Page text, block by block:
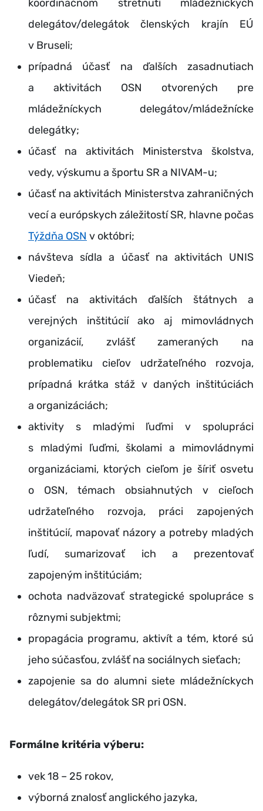
koordinačnom stretnutí mládežníckych
delegátov/delegátok členských krajín EÚ
v Bruseli;
prípadná účasť na ďalších zasadnutiach
a aktivitách OSN otvorených pre
mládežníckych delegátov/mládežnícke
delegátky;
účasť na aktivitách Ministerstva školstva,
vedy, výskumu a športu SR a NIVAM-u;
účasť na aktivitách Ministerstva zahraničných
vecí a európskych záležitostí SR, hlavne počas
Týždňa OSN v októbri;
návšteva sídla a účasť na aktivitách UNIS
Viedeň;
účasť na aktivitách ďalších štátnych a
verejných inštitúcií ako aj mimovládnych
organizácií, zvlášť zameraných na
problematiku cieľov udržateľného rozvoja,
prípadná krátka stáž v daných inštitúciách
a organizáciách;
aktivity s mladými ľuďmi v spolupráci
s mladými ľuďmi, školami a mimovládnymi
organizáciami, ktorých cieľom je šíriť osvetu
o OSN, témach obsiahnutých v cieľoch
udržateľného rozvoja, práci zapojených
inštitúcií, mapovať názory a potreby mladých
ľudí, sumarizovať ich a prezentovať
zapojeným inštitúciám;
ochota nadväzovať strategické spolupráce s
rôznymi subjektmi;
propagácia programu, aktivít a tém, ktoré sú
jeho súčasťou, zvlášť na sociálnych sieťach;
zapojenie sa do alumni siete mládežníckych
delegátov/delegátok SR pri OSN.
Formálne kritéria výberu:
vek 18 – 25 rokov,
výborná znalosť anglického jazyka,